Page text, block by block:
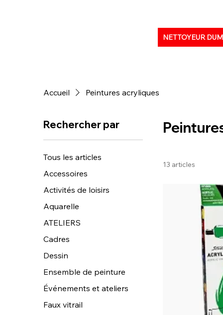
NETTOYEUR
Accueil Peintures acryliques
Rechercher par
Tous les articles
Accessoires
Activités de loisirs
Aquarelle
ATELIERS
Cadres
Dessin
Ensemble de peinture
Événements et ateliers
Faux vitrail
13 articles